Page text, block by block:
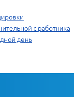
с работника
день